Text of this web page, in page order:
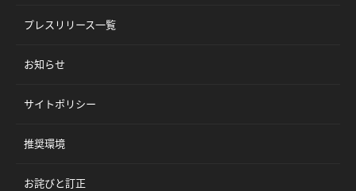
プレスリリース一覧
お知らせ
サイトポリシー
推奨環境
お詫びと訂正